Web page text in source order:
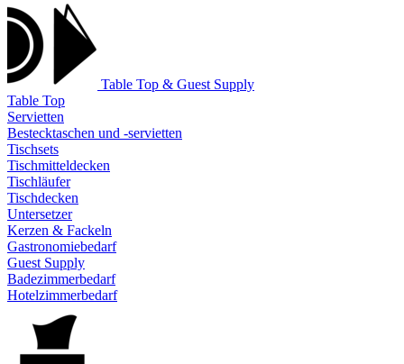
Table Top & Guest Supply
Table Top
Servietten
Bestecktaschen und -servietten
Tischsets
Tischmitteldecken
Tischläufer
Tischdecken
Untersetzer
Kerzen & Fackeln
Gastronomiebedarf
Guest Supply
Badezimmerbedarf
Hotelzimmerbedarf